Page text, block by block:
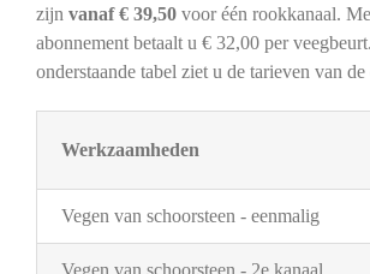
zijn vanaf € 39,50voor één rookkanaal.
abonnement betaalt u € 32,00 per
onderstaande tabel ziet u de tarieven van
Werkzaamheden
Vegen van schoorsteen - eenmalig
Vegen van schoorsteen - 2e kanaal